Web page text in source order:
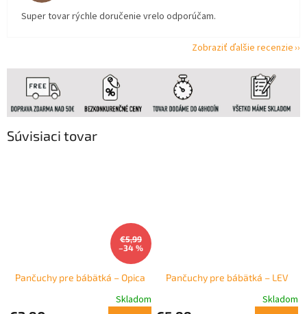
Súvisiaci tovar
€5,99
–34 %
Pančuchy pre bábätká – Opica
Skladom
Pančuchy pre bábätká – LEV
Skladom
Super tovar rýchle doručenie vrelo odporúčam.
Zobraziť ďalšie recenzie